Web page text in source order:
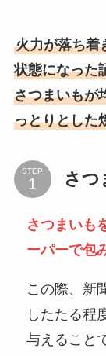
火力が落ち着
状態になった
さつまいもが
っとりとした
STEP さつ
さつまいも
ーパーで包
この際、新
したたる程
与えること